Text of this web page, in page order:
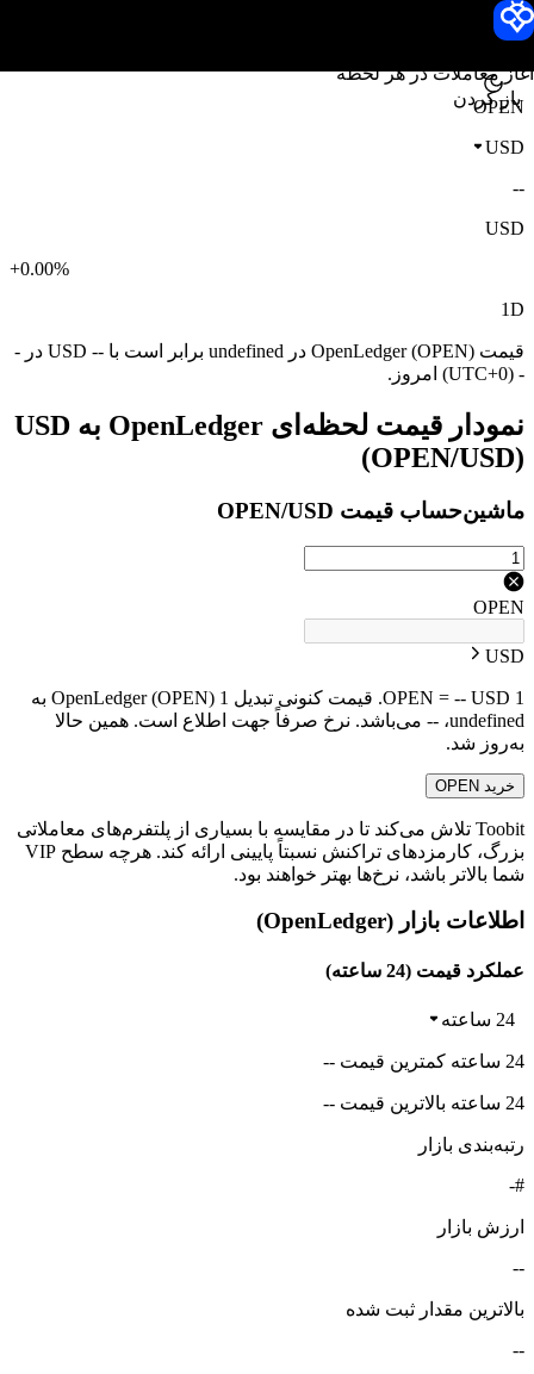
آغاز معاملات در هر لحظه
باز کردن
قیمت OpenLedger
OPEN
USD
--
USD
+0.00%
1D
قیمت OpenLedger (OPEN) در undefined برابر است با -- USD در -
- (UTC+0) امروز.
نمودار قیمت لحظه‌ای OpenLedger به USD
(OPEN/USD)
ماشین‌حساب قیمت OPEN/USD
OPEN
USD
1 OPEN = -- USD. قیمت کنونی تبدیل 1 OpenLedger (OPEN) به
undefined، -- می‌باشد. نرخ صرفاً جهت اطلاع است. همین حالا
به‌روز شد.
خرید OPEN
Toobit تلاش می‌کند تا در مقایسه با بسیاری از پلتفرم‌های معاملاتی
بزرگ، کارمزدهای تراکنش نسبتاً پایینی ارائه کند. هرچه سطح VIP
شما بالاتر باشد، نرخ‌ها بهتر خواهند بود.
اطلاعات بازار (OpenLedger)
عملکرد قیمت (24 ساعته)
24 ساعته
24 ساعته کمترین قیمت --
24 ساعته بالاترین قیمت --
رتبه‌بندی بازار
#-
ارزش بازار
--
بالاترین مقدار ثبت شده
--